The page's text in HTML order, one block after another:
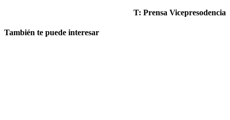
T: Prensa Vicepresodencia
También te puede interesar